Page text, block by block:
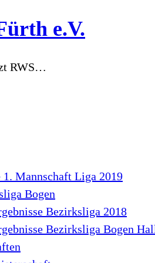
e.V.
RWS…
1. Mannschaft Liga 2019
Bogen
Bezirksliga 2018
Bezirksliga Bogen